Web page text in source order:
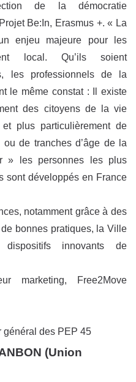
de la démocratie
Be:In, Erasmus +. « La
enjeu majeure pour les
local. Qu’ils soient
les professionnels de la
le même constat : Il existe
des citoyens de la vie
plus particulièrement de
de tranches d’âge de la
» les personnes les plus
sont développés en France
notamment grâce à des
bonnes pratiques, la Ville
innovants de
marketing, Free2Move
général des PEP 45
(Union